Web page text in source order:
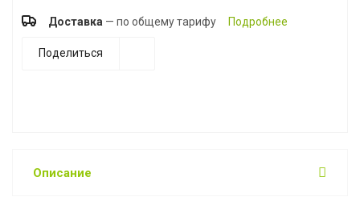
Доставка — по общему тарифу Подробнее
Поделиться
Описание